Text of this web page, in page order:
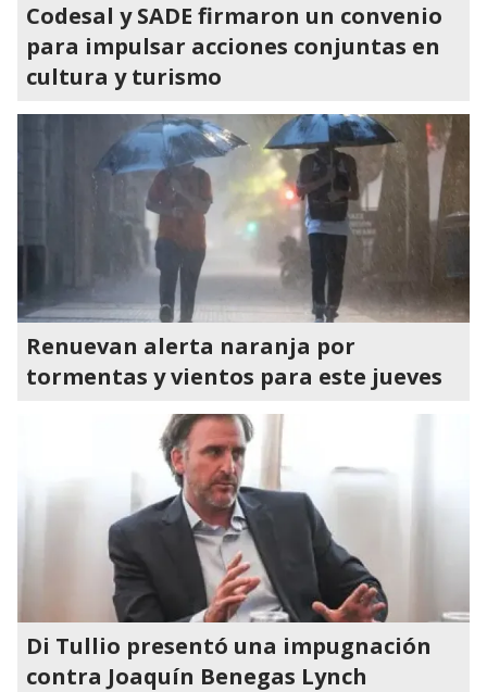
Codesal y SADE firmaron un convenio
para impulsar acciones conjuntas en
cultura y turismo
Renuevan alerta naranja por
tormentas y vientos para este jueves
Di Tullio presentó una impugnación
contra Joaquín Benegas Lynch